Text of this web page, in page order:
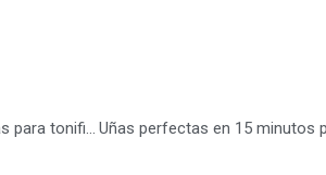
Dile NO a la flacidez de la piel: pautas para tonificar tu cuerpo